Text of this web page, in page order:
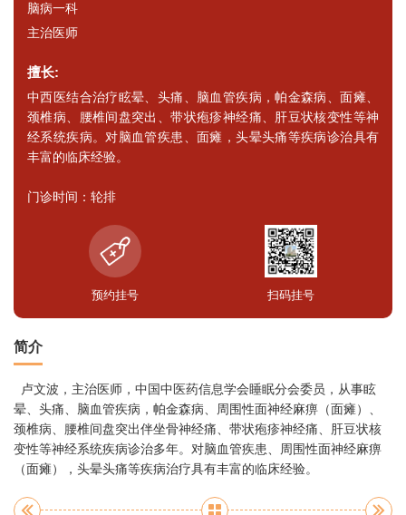
脑病一科
主治医师
擅长:
中西医结合治疗眩晕、头痛、脑血管疾病，帕金森病、面瘫、
颈椎病、腰椎间盘突出、带状疱疹神经痛、肝豆状核变性等神
经系统疾病。对脑血管疾患、面瘫，头晕头痛等疾病诊治具有
丰富的临床经验。
门诊时间：轮排
预约挂号 扫码挂号
简介
卢文波，主治医师，中国中医药信息学会睡眠分会委员，从事眩
晕、头痛、脑血管疾病，帕金森病、周围性面神经麻痹（面瘫）、
颈椎病、腰椎间盘突出伴坐骨神经痛、带状疱疹神经痛、肝豆状核
变性等神经系统疾病诊治多年。对脑血管疾患、周围性面神经麻痹
（面瘫），头晕头痛等疾病治疗具有丰富的临床经验。